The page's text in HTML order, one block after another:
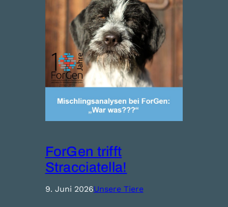
ForGen trifft
Stracciatella!
9. Juni 2026Unsere Tiere